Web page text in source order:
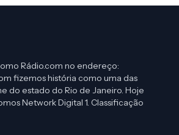
Rádio.com no endereço:
fizemos história como uma das
do estado do Rio de Janeiro. Hoje
Network Digital 1. Classificação